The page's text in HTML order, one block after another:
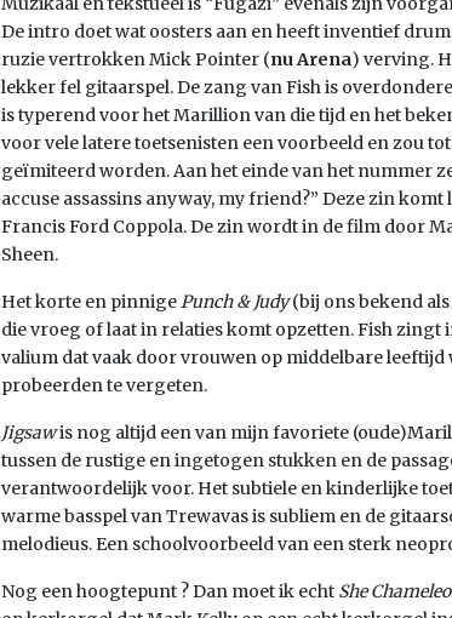
De intro doet wat oosters aan en heeft inventief
ruzie vertrokken Mick Pointer (nu Arena) verving.
lekker fel gitaarspel. De zang van Fish is
is typerend voor het Marillion van die tijd en het
voor vele latere toetsenisten een voorbeeld en zou
geïmiteerd worden. Aan het einde van het nummer
accuse assassins anyway, my friend?” Deze zin
Francis Ford Coppola. De zin wordt in de film door
Sheen.
Het korte en pinnigePunch & Judy(bij ons bekend als
die vroeg of laat in relaties komt opzetten. Fish zingt
valium dat vaak door vrouwen op middelbare
probeerden te vergeten.
Jigsawis nog altijd een van mijn favoriete
tussen de rustige en ingetogen stukken en de
verantwoordelijk voor. Het subtiele en kinderlijke
warme basspel van Trewavas is subliem en de
melodieus. Een schoolvoorbeeld van een sterk
Nog een hoogtepunt ? Dan moet ik echt She